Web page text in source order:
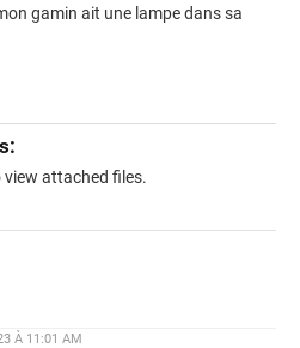
gamin ait une lampe dans sa
view attached files.
À 11:01 AM